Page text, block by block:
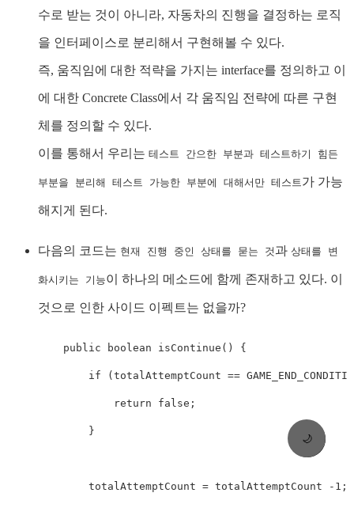
🌙
수로 받는 것이 아니라, 자동차의 진행을 결정하는 로직
을 인터페이스로 분리해서 구현해볼 수 있다.
즉, 움직임에 대한 적략을 가지는 interface를 정의하고 이
에 대한 Concrete Class에서 각 움직임 전략에 따른 구현
체를 정의할 수 있다.
이를 통해서 우리는 테스트 간으한 부분과 테스트하기 힘든
부분을 분리해 테스트 가능한 부분에 대해서만 테스트 가 가능
해지게 된다.
다음의 코드는 현재 진행 중인 상태를 묻는 것 과 상태를 변
화시키는 기능이 하나의 메소드에 함께 존재하고 있다. 이
것으로 인한 사이드 이펙트는 없을까?
public boolean isContinue ( ) {
if ( totalAttemptCount ==
return false ;
}
        totalAttemptCount
= totalAttemptCount - 1 ;